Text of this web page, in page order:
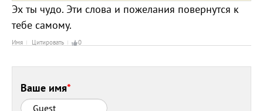
Эх ты чудо. Эти слова и пожелания повернутся к
тебе самому.
Имя Цитировать 0
Ваше имя*